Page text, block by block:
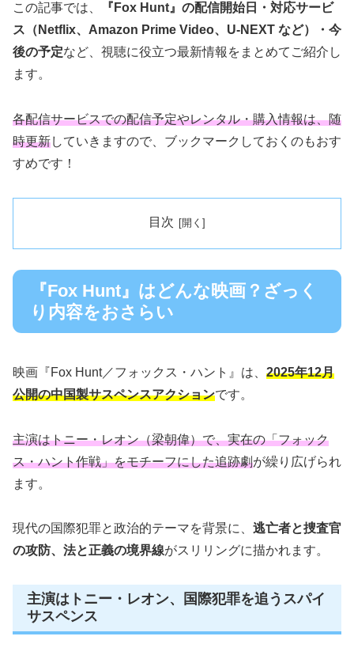
この記事では、
『Fox Hunt』の配信開始日・対応サービ
ス（Netflix、Amazon Prime Video、U-NEXT など）・今
後の予定など、視聴に役立つ最新情報をまとめてご紹介し
ます。
各配信サービスでの配信予定やレンタル・購入情報は、随
時更新していきますので、ブックマークしておくのもおす
すめです！
目次
『Fox Hunt』はどんな映画？ざっく
り内容をおさらい
映画『Fox Hunt／フォックス・ハント』は、 2025年12月
公開の中国製サスペンスアクションです。
主演はトニー・レオン（梁朝偉）で、実在の「フォック
ス・ハント作戦」をモチーフにした追跡劇が繰り広げられ
ます。
現代の国際犯罪と政治的テーマを背景に、 逃亡者と捜査官
の攻防、法と正義の境界線がスリリングに描かれます。
主演はトニー・レオン、国際犯罪を追うスパイ
サスペンス